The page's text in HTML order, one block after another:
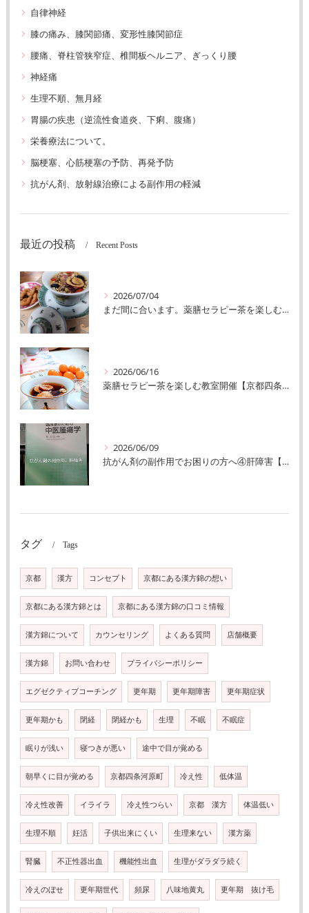
自律神経
膝の痛み、膝関節痛、変形性膝関節症
腰痛、脊柱管狭窄症、椎間板ヘルニア、ぎっくり腰
神経痛
生理不順、無月経
胃腸の疾患（逆流性食道炎、下痢、腹痛）
栄養療法について。
脳梗塞、心筋梗塞の予防、再発予防
抗がん剤、放射線治療による副作用の軽減
最近の投稿 Recent Posts
2026/07/04
まだ間に合います。薬膳セラピー茶を楽しむ教室【京都四条河原町漢方錦】
2026/06/16
薬膳セラピー茶を楽しむ教室開催【京都四条河原町漢方錦】
2026/06/09
抗がん剤の副作用でお困りの方へ④肝障害【京都四条河原町漢方錦】
タグ Tags
京都 漢方 コンセプト 京都にある漢方錦の想い
京都にある漢方錦とは 京都にある漢方錦の口コミ情報
漢方錦について カウンセリング よくある質問 店舗概要
漢方錦 お問い合わせ プライバシーポリシー
エグゼクティブコーチング 更年期 更年期障害 更年期症状
更年期かも 閉経 閉経かも 生理 不眠 不眠症
眠りが浅い 寝つきが悪い 途中で目が覚める
朝早くに目が覚める 京都四条河原町 冷え性 低体温
冷え性改善 イライラ 冷え性つらい 京都 漢方 体温低い
生理不順 妊活 子供出来にくい 生理来ない 漢方薬
腎臓 不正性器出血 機能性出血 生理がダラダラ続く
冷えのぼせ 更年期世代 頻尿 八味地黄丸 更年期 抜け毛